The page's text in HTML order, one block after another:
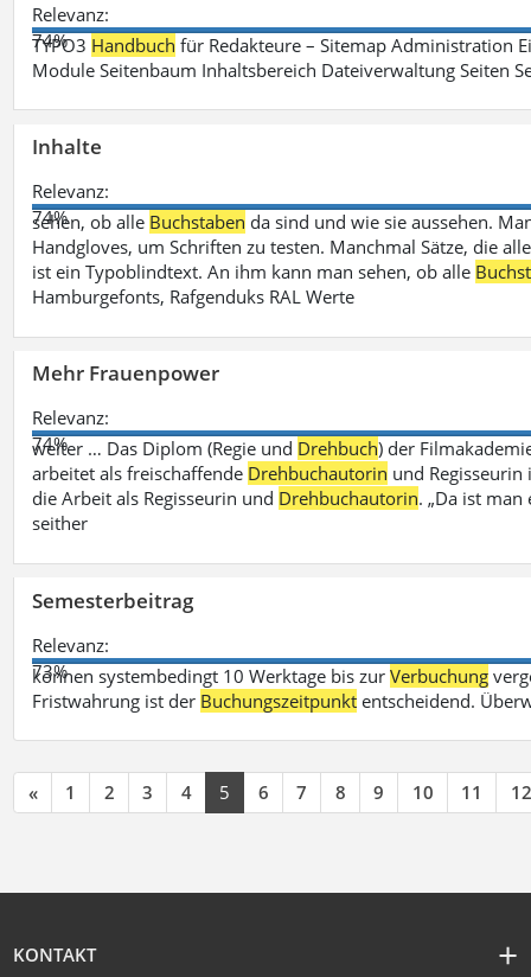
Relevanz:
74%
TYPO3 Handbuch für Redakteure – Sitemap Administration
Module Seitenbaum Inhaltsbereich Dateiverwaltung Seiten
Inhalte
Relevanz:
74%
sehen, ob alle Buchstaben da sind und wie sie aussehen.
Handgloves, um Schriften zu testen. Manchmal Sätze, die
ist ein Typoblindtext. An ihm kann man sehen, ob alle
Hamburgefonts, Rafgenduks RAL Werte
Mehr Frauenpower
Relevanz:
74%
weiter … Das Diplom (Regie und Drehbuch) der
arbeitet als freischaffende Drehbuchautorin und
die Arbeit als Regisseurin und Drehbuchautorin. „Da ist
seither
Semesterbeitrag
Relevanz:
73%
können systembedingt 10 Werktage bis zurVerbuchung
Fristwahrung ist der Buchungszeitpunkt entscheidend.
« 1 2 3 4 5 6 7 8 9 10 11 12
KONTAKT